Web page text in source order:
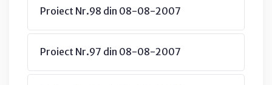
Proiect Nr.98 din 08-08-2007
Proiect Nr.97 din 08-08-2007